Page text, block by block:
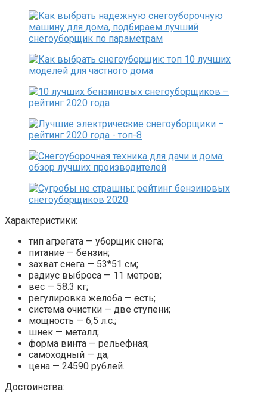
Характеристики:
тип агрегата — уборщик снега;
питание — бензин;
захват снега — 53*51 см;
радиус выброса — 11 метров;
вес — 58.3 кг;
регулировка желоба — есть;
система очистки — две ступени;
мощность — 6,5 л.с.;
шнек — металл;
форма винта — рельефная;
самоходный — да;
цена — 24590 рублей.
Достоинства: